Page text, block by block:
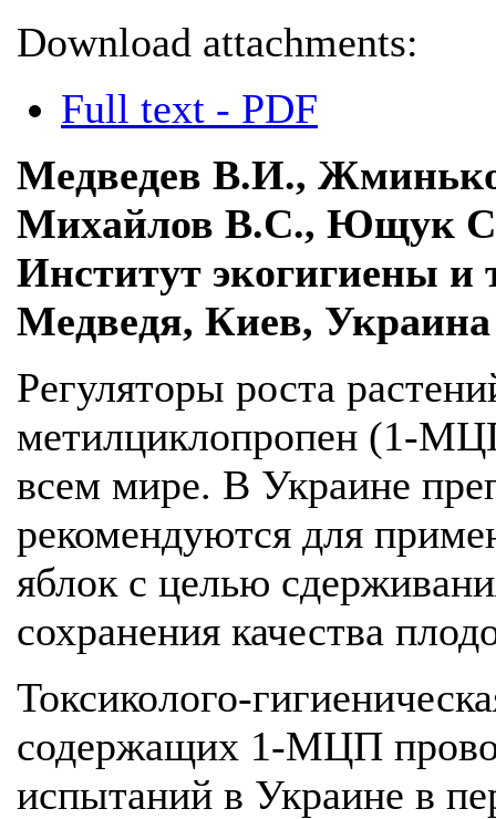
Download attachments:
Full text - PDF
Медведев В.И.,
Михайлов В.С., Ющук
Институт экогигиены
Медведя, Киев, Украина
Регуляторы роста
метилциклопропен (1-
всем мире. В Украине
рекомендуются для
яблок с целью
сохранения качества
Токсиколого-
содержащих 1-МЦП
испытаний в Украине в